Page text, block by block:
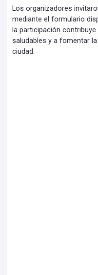
Los organizadores
mediante el formulario
la participación
saludables y a fomentar
ciudad.